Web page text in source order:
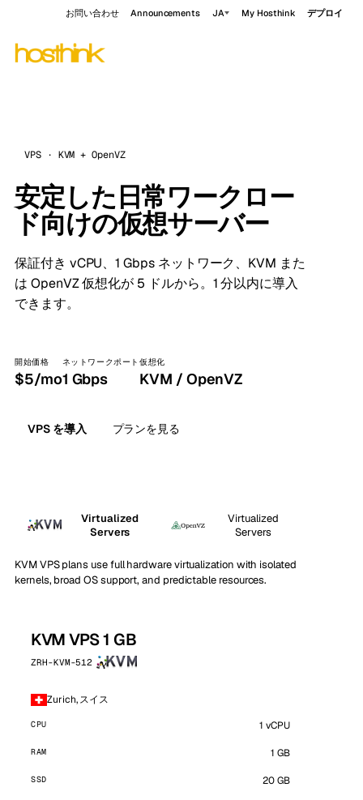
お問い合わせ Announcements JA My Hosthink デプロイ
VPS · KVM + OpenVZ
安定した日常ワークロー
ド向けの仮想サーバー
保証付き vCPU、1 Gbps ネットワーク、KVM また
は OpenVZ 仮想化が 5 ドルから。1 分以内に導入
できます。
開始価格
$5/mo
ネットワークポート
1 Gbps
仮想化
KVM / OpenVZ
VPS を導入 プランを見る
Virtualized
Servers
Virtualized
Servers
KVM VPS plans use full hardware virtualization with isolated
kernels, broad OS support, and predictable resources.
KVM VPS 1 GB
ZRH-KVM-512
Zurich, スイス
CPU 1 vCPU
RAM 1 GB
SSD 20 GB